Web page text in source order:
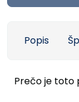
Popis
Prečo je toto